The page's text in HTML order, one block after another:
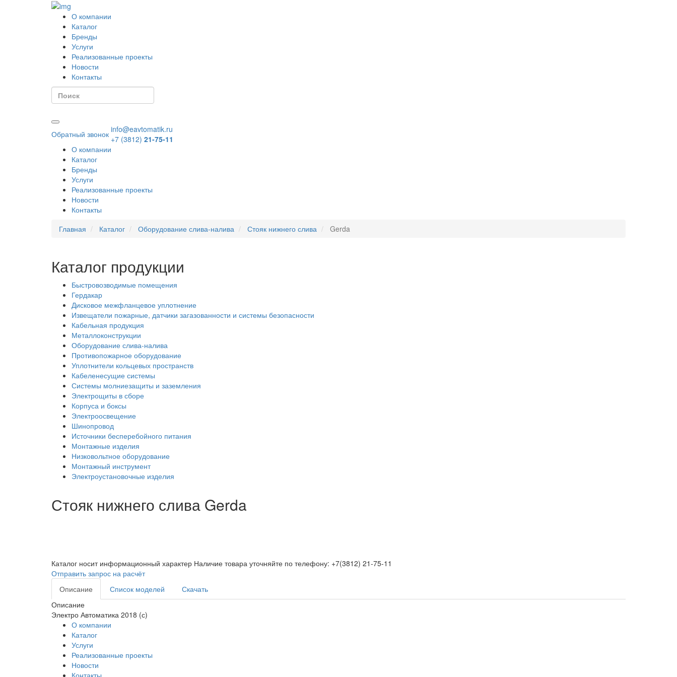
О компании
Каталог
Бренды
Услуги
Реализованные проекты
Новости
Контакты
Обратный звонок info@eavtomatik.ru
+7 (3812) 21-75-11
О компании
Каталог
Бренды
Услуги
Реализованные проекты
Новости
Контакты
Главная
Каталог Оборудование слива-налива Стояк нижнего слива Gerda
Каталог продукции
Быстровозводимые помещения
Гердакар
Дисковое межфланцевое уплотнение
Извещатели пожарные, датчики загазованности и системы безопасности
Кабельная продукция
Металлоконструкции
Оборудование слива-налива
Противопожарное оборудование
Уплотнители кольцевых пространств
Кабеленесущие системы
Системы молниезащиты и заземления
Электрощиты в сборе
Корпуса и боксы
Электроосвещение
Шинопровод
Источники бесперебойного питания
Монтажные изделия
Низковольтное оборудование
Монтажный инструмент
Электроустановочные изделия
Стояк нижнего слива Gerda
Каталог носит информационный характер Наличие товара уточняйте по телефону: +7(3812) 21-75-11
Отправить запрос на расчёт
Описание
Список моделей
Скачать
Описание
Электро Автоматика 2018 (с)
О компании
Каталог
Услуги
Реализованные проекты
Новости